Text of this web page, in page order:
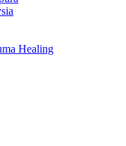
Healing